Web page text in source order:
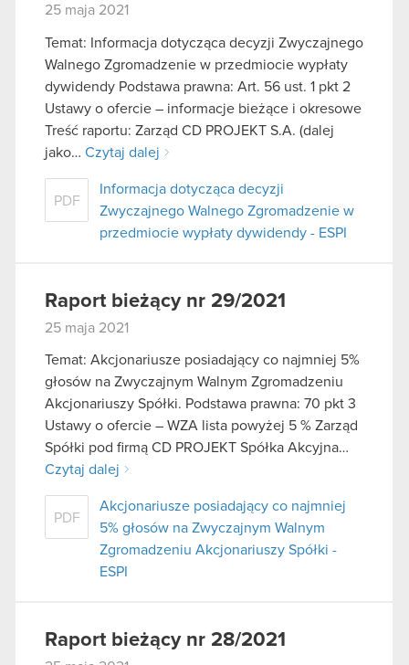
25 maja 2021
Temat: Informacja dotycząca decyzji Zwyczajnego
Walnego Zgromadzenie w przedmiocie wypłaty
dywidendy Podstawa prawna: Art. 56 ust. 1 pkt 2
Ustawy o ofercie – informacje bieżące i okresowe
Treść raportu: Zarząd CD PROJEKT S.A. (dalej
jako… Czytaj dalej
PDF
Informacja dotycząca decyzji
Zwyczajnego Walnego Zgromadzenie w
przedmiocie wypłaty dywidendy - ESPI
Raport bieżący nr 29/2021
25 maja 2021
Temat: Akcjonariusze posiadający co najmniej 5%
głosów na Zwyczajnym Walnym Zgromadzeniu
Akcjonariuszy Spółki. Podstawa prawna: 70 pkt 3
Ustawy o ofercie – WZA lista powyżej 5 % Zarząd
Spółki pod firmą CD PROJEKT Spółka Akcyjna…
Czytaj dalej
PDF
Akcjonariusze posiadający co najmniej
5% głosów na Zwyczajnym Walnym
Zgromadzeniu Akcjonariuszy Spółki -
ESPI
Raport bieżący nr 28/2021